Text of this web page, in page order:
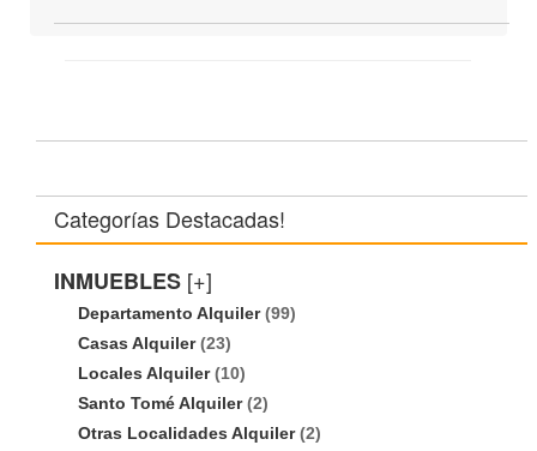
Categorías Destacadas!
INMUEBLES [+]
Departamento Alquiler(99)
Casas Alquiler(23)
Locales Alquiler(10)
Santo Tomé Alquiler(2)
Otras Localidades Alquiler(2)